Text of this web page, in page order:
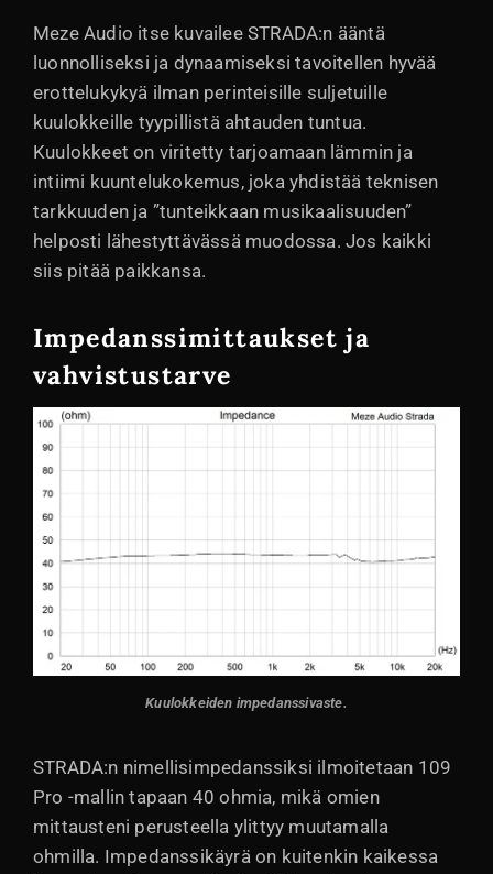
Meze Audio itse kuvailee STRADA:n ääntä
luonnolliseksi ja dynaamiseksi tavoitellen hyvää
erottelukykyä ilman perinteisille suljetuille
kuulokkeille tyypillistä ahtauden tuntua.
Kuulokkeet on viritetty tarjoamaan lämmin ja
intiimi kuuntelukokemus, joka yhdistää teknisen
tarkkuuden ja ”tunteikkaan musikaalisuuden”
helposti lähestyttävässä muodossa. Jos kaikki
siis pitää paikkansa.
Impedanssimittaukset ja
vahvistustarve
Kuulokkeiden impedanssivaste.
STRADA:n nimellisimpedanssiksi ilmoitetaan 109
Pro -mallin tapaan 40 ohmia, mikä omien
mittausteni perusteella ylittyy muutamalla
ohmilla. Impedanssikäyrä on kuitenkin kaikessa